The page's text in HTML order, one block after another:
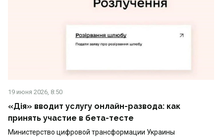
19 июня 2026, 8:50
«Дія» вводит услугу онлайн-развода: как
принять участие в бета-тесте
Министерство цифровой трансформации Украины